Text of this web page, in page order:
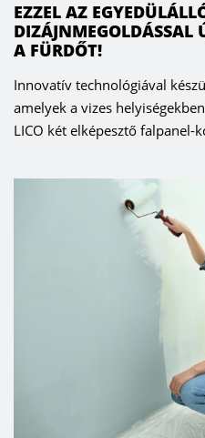
EZZEL AZ
DIZÁJNMEGOLDÁSSAL
A FÜRDŐT!
Innovatív technológiával
amelyek a vizes
LICO két elképesztő falpanel-